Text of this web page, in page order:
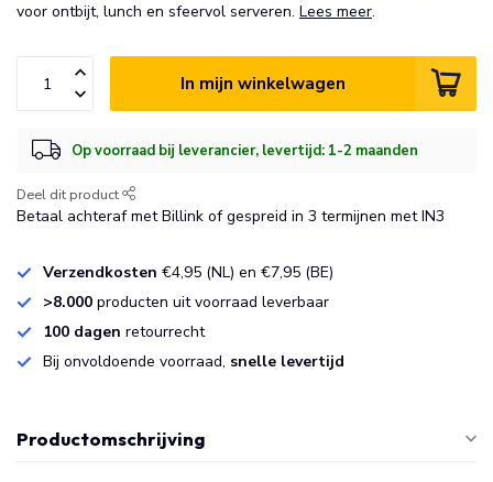
voor ontbijt, lunch en sfeervol serveren. Lees meer.
In mijn winkelwagen
Op voorraad bij leverancier, levertijd: 1-2 maanden
Deel dit product
Betaal achteraf met Billink of gespreid in 3 termijnen met IN3
Verzendkosten €4,95 (NL) en €7,95 (BE)
>8.000 producten uit voorraad leverbaar
100 dagen retourrecht
Bij onvoldoende voorraad, snelle levertijd
Productomschrijving